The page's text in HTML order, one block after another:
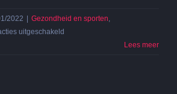
2022 Gezondheid en sporten,
uitgeschakeld
Lees meer